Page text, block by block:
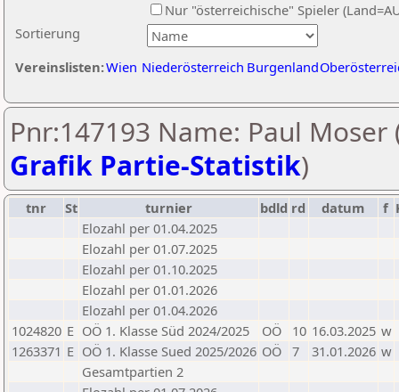
Sortierung
Nur "österreichische" Spieler
Vereinslisten:Wien Niederösterreich Burgenland
Pnr:147193 Name: Paul Moser
Grafik Partie-Statistik)
tnr St turnier bdld rd datum f
Elozahl per 01.04.2025
Elozahl per 01.07.2025
Elozahl per 01.10.2025
Elozahl per 01.01.2026
Elozahl per 01.04.2026
1024820 E OÖ 1. Klasse Süd 2024/2025 OÖ 10 16.03.2025 w
1263371 E OÖ 1. Klasse Sued 2025/2026 OÖ 7 31.01.2026 w
Gesamtpartien 2